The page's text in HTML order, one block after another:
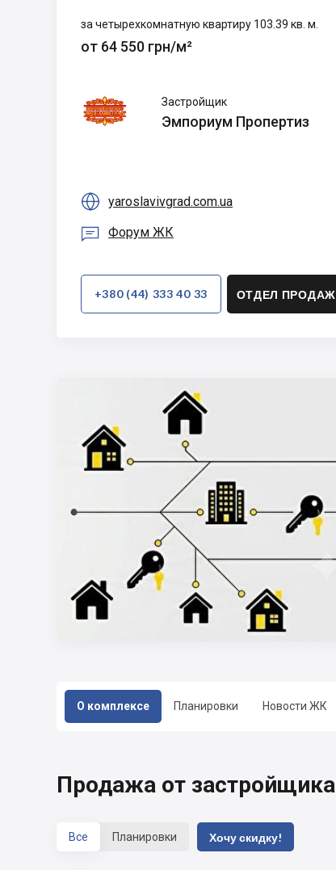
О комплексе Планировки Новости ЖК
за четырехкомнатную квартиру 103.39 кв. м.
от 64 550 грн/м²
Эмпориум
Пропертиз
Застройщик
Эмпориум Пропертиз
 yaroslavivgrad.com.ua
 Форум ЖК
+380 (44) 333 40 33 ОТДЕЛ ПРОДАЖ
Продажа от застройщика
Все Планировки Хочу скидку!